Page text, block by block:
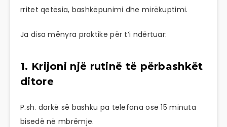
rritet qetësia, bashkëpunimi dhe mirëkuptimi.
Ja disa mënyra praktike për t’i ndërtuar:
1. Krijoni një rutinë të përbashkët
ditore
P.sh. darkë së bashku pa telefona ose 15 minuta
bisedë në mbrëmje.